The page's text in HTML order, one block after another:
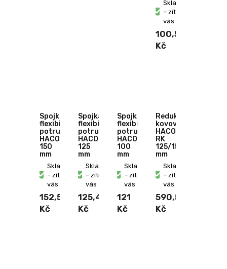
Skladem
– zítra u
vás
100,50
Kč
Spojka
flexibilního
potrubí
HACO
150
mm
Skladem
– zítra u
vás
152,50
Kč
Spojka
flexibilního
potrubí
HACO
125
mm
Skladem
– zítra u
vás
125,40
Kč
Spojka
flexibilního
potrubí
HACO
100
mm
Skladem
– zítra u
vás
121
Kč
Redukce
kovová
HACO
RK
125/150
mm
Skladem
– zítra u
vás
590,50
Kč